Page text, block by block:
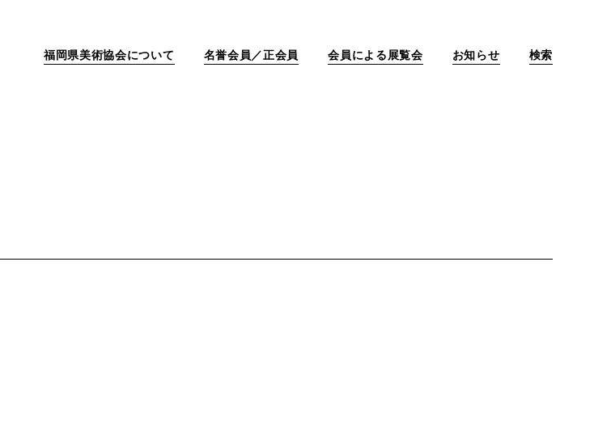
福岡県美術協会について 名誉会員／正会員 会員による展覧会 お知らせ 検索